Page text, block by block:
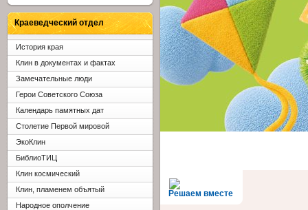
Решаем вместе
Краеведческий отдел
История края
Клин в документах и фактах
Замечательные люди
Герои Советского Союза
Календарь памятных дат
Столетие Первой мировой
ЭкоКлин
БиблиоТИЦ
Клин космический
Клин, пламенем объятый
Народное ополчение